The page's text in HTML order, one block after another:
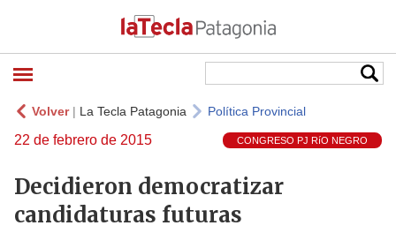
Volver| La Tecla Patagonia Política Provincial
22 de febrero de 2015 CONGRESO PJ RíO NEGRO
Decidieron democratizar
candidaturas futuras